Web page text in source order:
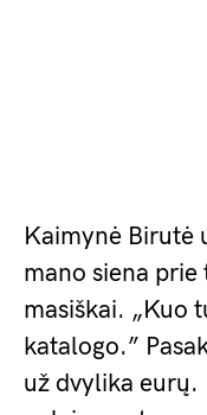
Kaimynė Birutė
mano siena
masiškai. „Kuo
katalogo.”
už dvylika eurų.